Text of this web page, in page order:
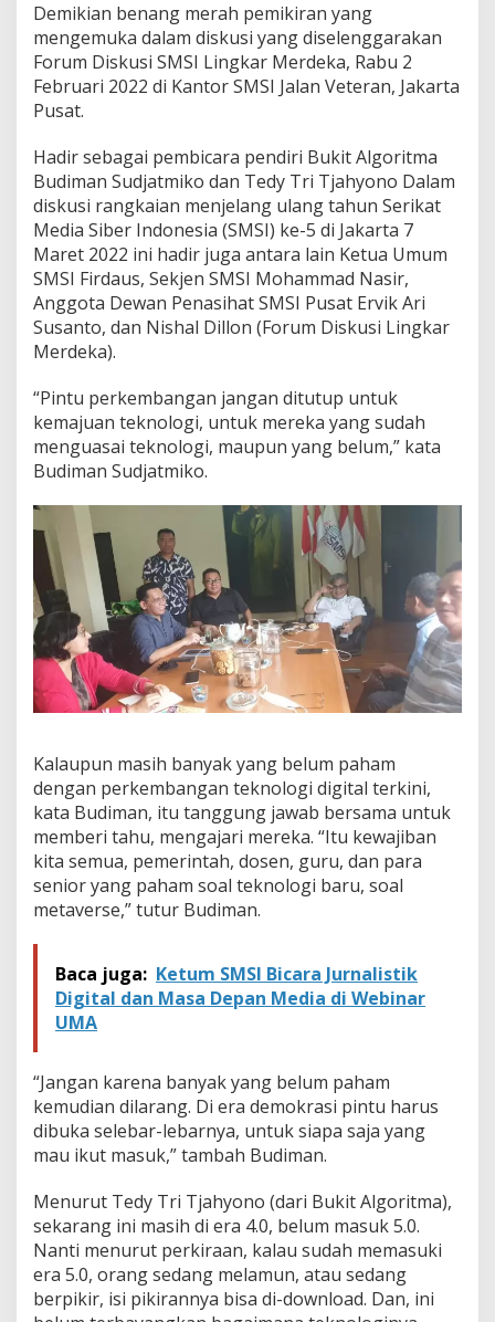
o
n
e
s
e
l
u
m
M
e
r
a
t
a
e
t
a
v
s
t
a
p
M
e
l
a
u
Demikian benang merah pemikiran yang
mengemuka dalam diskusi yang diselenggarakan
Forum Diskusi SMSI Lingkar Merdeka, Rabu 2
Februari 2022 di Kantor SMSI Jalan Veteran, Jakarta
Pusat.
Hadir sebagai pembicara pendiri Bukit Algoritma
Budiman Sudjatmiko dan Tedy Tri Tjahyono Dalam
diskusi rangkaian menjelang ulang tahun Serikat
Media Siber Indonesia (SMSI) ke-5 di Jakarta 7
Maret 2022 ini hadir juga antara lain Ketua Umum
SMSI Firdaus, Sekjen SMSI Mohammad Nasir,
Anggota Dewan Penasihat SMSI Pusat Ervik Ari
Susanto, dan Nishal Dillon (Forum Diskusi Lingkar
Merdeka).
“Pintu perkembangan jangan ditutup untuk
kemajuan teknologi, untuk mereka yang sudah
menguasai teknologi, maupun yang belum,” kata
Budiman Sudjatmiko.
Kalaupun masih banyak yang belum paham
dengan perkembangan teknologi digital terkini,
kata Budiman, itu tanggung jawab bersama untuk
memberi tahu, mengajari mereka. “Itu kewajiban
kita semua, pemerintah, dosen, guru, dan para
senior yang paham soal teknologi baru, soal
metaverse,” tutur Budiman.
Baca juga: Ketum SMSI Bicara Jurnalistik
Digital dan Masa Depan Media di Webinar
UMA
“Jangan karena banyak yang belum paham
kemudian dilarang. Di era demokrasi pintu harus
dibuka selebar-lebarnya, untuk siapa saja yang
mau ikut masuk,” tambah Budiman.
Menurut Tedy Tri Tjahyono (dari Bukit Algoritma),
sekarang ini masih di era 4.0, belum masuk 5.0.
Nanti menurut perkiraan, kalau sudah memasuki
era 5.0, orang sedang melamun, atau sedang
berpikir, isi pikirannya bisa di-download. Dan, ini